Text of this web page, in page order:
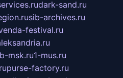
dark-sand.ru
sib-archives.ru
festival.ru
msk.ru1-mus.ru
purse-factory.ru